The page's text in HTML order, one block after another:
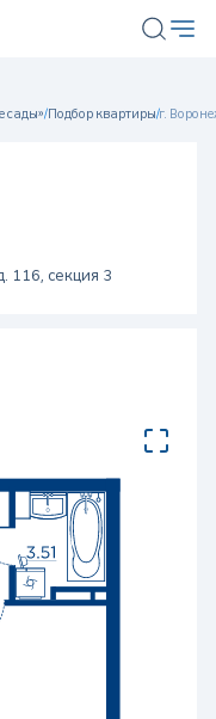
сады»/Подбор квартиры/г.
116, секция 3